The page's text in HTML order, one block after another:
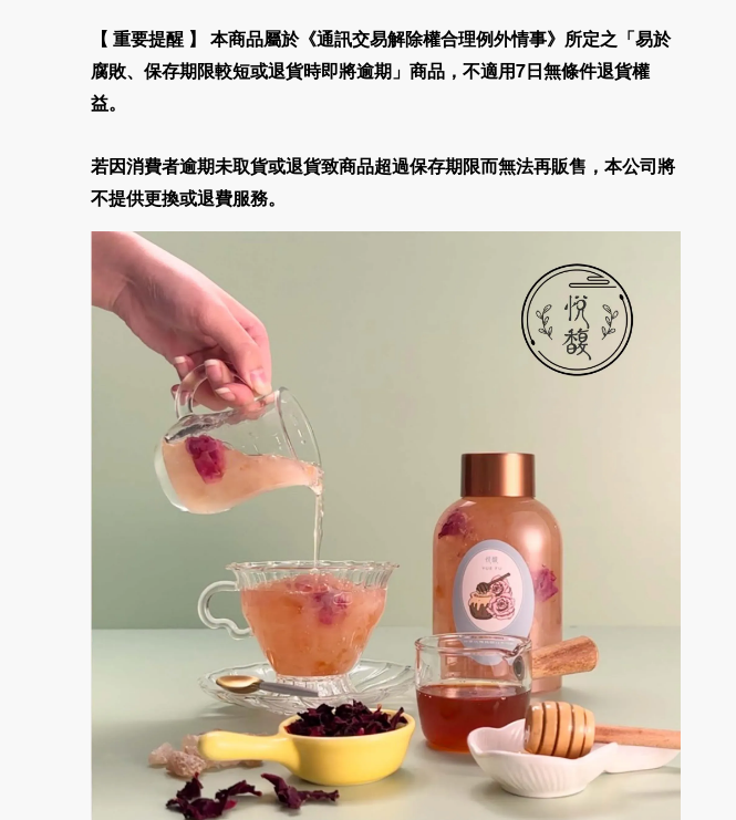
【 重要提醒 】 本商品屬於《通訊交易解除權合理例外情事》所定之「易於
腐敗、保存期限較短或退貨時即將逾期」商品， 不適用7日無條件退貨權
益。
若因消費者逾期未取貨或退貨致商品超過保存期限而無法再販售， 本公司將
不提供更換或退費服務。